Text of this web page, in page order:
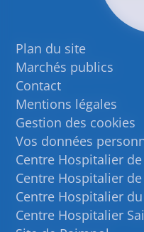
Plan du site
Marchés publics
Contact
Mentions légales
Gestion des cookies
Vos données
Centre Hospitalier
Centre Hospitalier
Centre Hospitalier
Centre Hospitalier